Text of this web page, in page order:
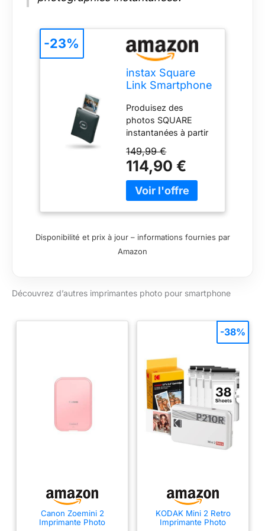
instax Square
Link Smartphone
Midnight Green
Produisez des
photos SQUARE
instantanées à partir
via une connexion
Bluetooth et une
application e dédiée.
Utilise le format de
mm, taille de
mm, un film ISO 800
vibrantes vendu
originaux, plus la
l'impression, plus la
possibilité de
recadrer l'image, de
modifier le contraste
et la saturation, de
faire des collages et
d'imprimer des
images vidéo.
special FX, Reprint et
Remote printing et
ajoutez l'un des 1
149,99 €
114,90 €
-23%
Disponibilité et prix à jour – informations fournies par
Amazon
Découvrez d’autres imprimantes photo pour smartphone
Canon Zoemini 2
Imprimante Photo
KODAK Mini 2 Retro
Imprimante Photo
-38%